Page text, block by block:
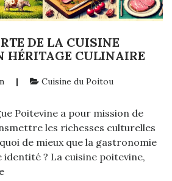
DE LA CUISINE
HÉRITAGE CULINAIRE
| Cuisine du Poitou
Poitevine a pour mission de
les richesses culturelles
de mieux que la gastronomie
? La cuisine poitevine,